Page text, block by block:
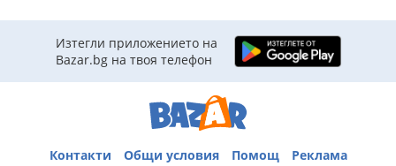
Изтегли приложението на
Bazar.bg на твоя телефон
Контакти Общи условия Помощ
Реклама